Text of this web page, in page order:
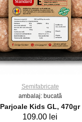
Semifabricate
ambalaj: bucată
Parjoale Kids GL, 470gr
109.00 lei